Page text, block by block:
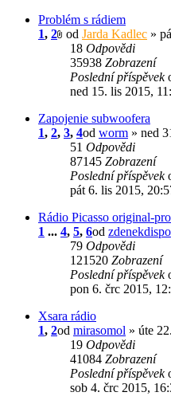
Problém s rádiem
1, 2 od Jarda Kadlec »
18 Odpovědi
35938 Zobrazení
Poslední příspěvek
ned 15. lis 2015,
Zapojenie subwoofera
1, 2, 3, 4od worm » ned
51 Odpovědi
87145 Zobrazení
Poslední příspěvek
pát 6. lis 2015,
Rádio Picasso original-
1 ... 4, 5, 6od zdenekdispo
79 Odpovědi
121520 Zobrazení
Poslední příspěvek
pon 6. črc 2015,
Xsara rádio
1, 2od mirasomol » úte
19 Odpovědi
41084 Zobrazení
Poslední příspěvek
sob 4. črc 2015,